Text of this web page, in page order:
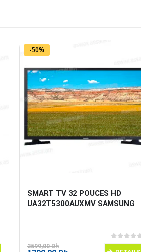
-50%
SMART TV 32 POUCES HD
UA32T5300AUXMV SAMSUNG
0sur 5
3599,00Dh